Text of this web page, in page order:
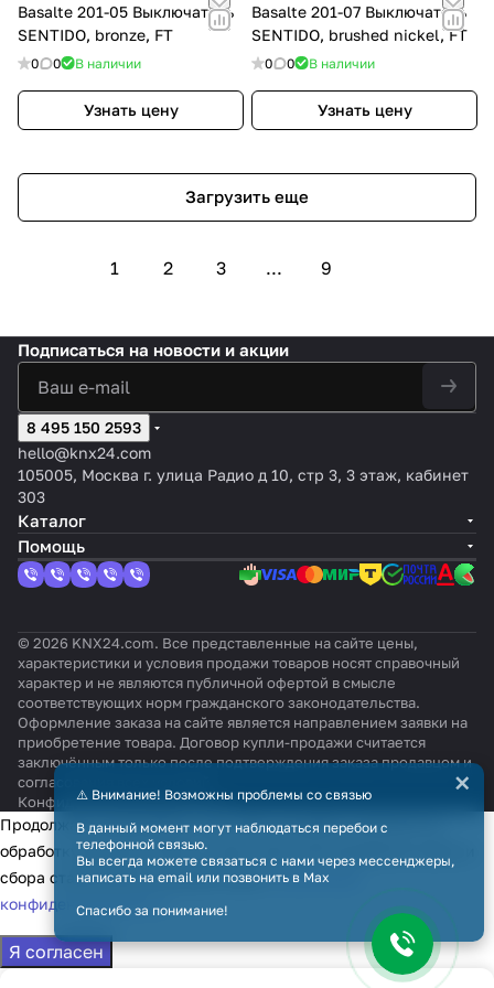
Basalte 201-05 Выключатель
SENTIDO, bronze, FT
0 0 В наличии
Узнать цену
Basalte 201-07 Выключатель
SENTIDO, brushed nickel, FT
0 0 В наличии
Узнать цену
Загрузить еще
1 2 3 ... 9
Подписаться на новости и акции
8 495 150 2593
hello@knx24.com
105005, Москва г. улица Радио д 10, стр 3, 3 этаж, кабинет
303
Каталог
Помощь
© 2026 KNX24.com. Все представленные на сайте цены,
характеристики и условия продажи товаров носят справочный
характер и не являются публичной офертой в смысле
соответствующих норм гражданского законодательства.
Оформление заказа на сайте является направлением заявки на
приобретение товара. Договор купли-продажи считается
заключённым только после подтверждения заказа продавцом и
согласования всех условий.
КонфиденциальностьОферта
⚠️ Внимание! Возможны проблемы со связью
В данный момент могут наблюдаться перебои с
телефонной связью.
Вы всегда можете связаться с нами через мессенджеры,
написать на email или позвонить в Max
Спасибо за понимание!
×
Продолжая использовать наш сайт, вы даёте согласие на
обработку файлов cookie в целях функционирования сайта и
сбора статистики в соответствии сполитикой
конфиденциальности
Я согласен